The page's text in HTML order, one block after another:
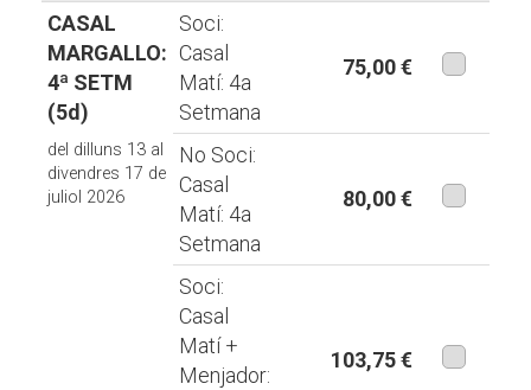
CASAL
MARGALLO:
4ª SETM
(5d)
del dilluns 13 al
divendres 17 de
juliol 2026
Soci:
Casal
Matí: 4a
Setmana
75,00 €
No Soci:
Casal
Matí: 4a
Setmana
80,00 €
Soci:
Casal
Matí +
Menjador:
103,75 €